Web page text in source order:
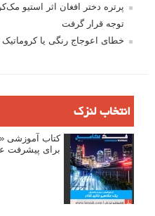
پرتره دختر افغان اثر استیو
توجه قرار گرفت
خطای اعوجاج رنگی یا
انتخاب لنزک
کتاب آموزشی
برای پیشرفت